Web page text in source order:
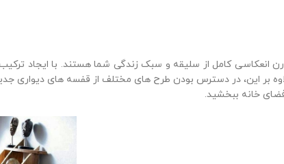
انعکاسی کامل از سلیقه و سبک زندگی شما هستند. با ایجاد
بر این، در دسترس بودن طرح‌ های مختلف از قفسه‌ های دیواری
خانه ببخشید.